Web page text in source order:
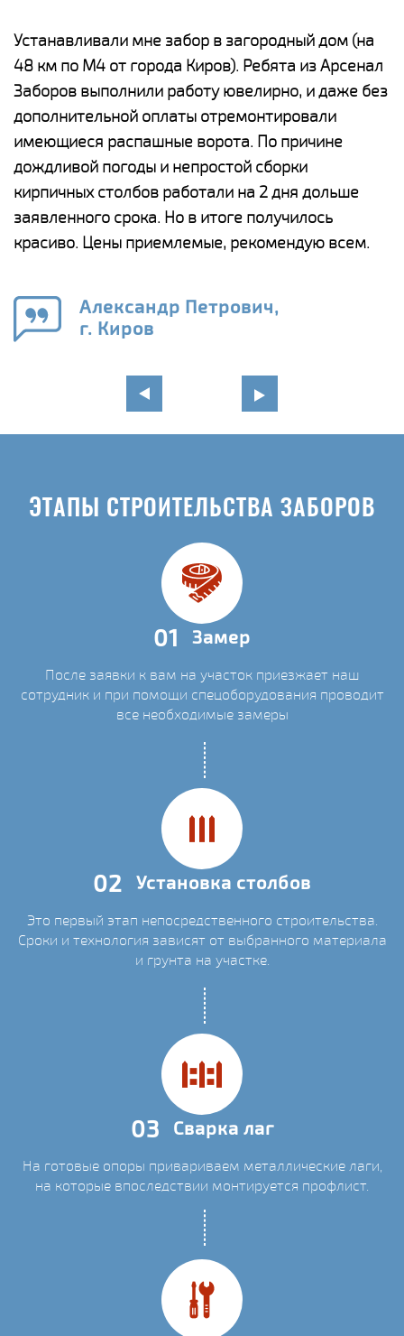
Устанавливали мне забор в загородный дом (на
48 км по М4 от города Киров). Ребята из Арсенал
Заборов выполнили работу ювелирно, и даже без
дополнительной оплаты отремонтировали
имеющиеся распашные ворота. По причине
дождливой погоды и непростой сборки
кирпичных столбов работали на 2 дня дольше
заявленного срока. Но в итоге получилось
красиво. Цены приемлемые, рекомендую всем.
Александр Петрович,
г. Киров
ЭТАПЫ СТРОИТЕЛЬСТВА ЗАБОРОВ
01 Замер
После заявки к вам на участок приезжает наш
сотрудник и при помощи спецоборудования проводит
все необходимые замеры
02 Установка столбов
Это первый этап непосредственного строительства.
Сроки и технология зависят от выбранного материала
и грунта на участке.
03 Сварка лаг
На готовые опоры привариваем металлические лаги,
на которые впоследствии монтируется профлист.